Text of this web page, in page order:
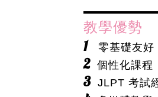
教學優勢
1零基礎友好
2個性化課程
3JLPT 考試